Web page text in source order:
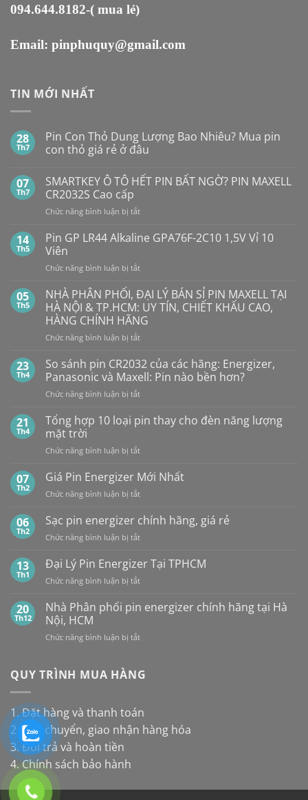
094.644.8182-( mua lẻ)
Email: pinphuquy@gmail.com
TIN MỚI NHẤT
28
Th7
Pin Con Thỏ Dung Lượng Bao Nhiêu? Mua pin
con thỏ giá rẻ ở đâu
bình
luận
ở
Pin
Con
Dung
Lượng
Bao
Nhiêu?
Mua
con
thỏ
giá
rẻ
ở
đâu
07
Th7
SMARTKEY Ô TÔ HẾT PIN BẤT NGỜ? PIN MAXELL
CR2032S Cao cấp
Chức năng bình luận bị tắtở
Ô
PIN
NGỜ?
PIN
MAXELL
CR2032S Cao
cấp
14
Th5
Pin GP LR44 Alkaline GPA76F-2C10 1,5V Vỉ 10
Viên
Chức năng bình luận bị tắtở
GP
LR44
Alkaline
GPA76F-
2C10
Vỉ
10
Viên
05
Th5
NHÀ PHÂN PHỐI, ĐẠI LÝ BÁN SỈ PIN MAXELL TẠI
HÀ NỘI & TP.HCM: UY TÍN, CHIẾT KHẤU CAO,
HÀNG CHÍNH HÃNG
Chức năng bình luận bị tắtở
PHÂN
PHỐI,
ĐẠI
LÝ
SỈ
TẠI
NỘI
TÍN,
CHIẾT
CAO,
HÀNG
CHÍNH
23
Th4
So sánh pin CR2032 của các hãng: Energizer,
Panasonic và Maxell: Pin nào bền hơn?
Chức năng bình luận bị tắtở
sánh
của
hãng:
Panasonic
Maxell:
Pin
bền
hơn?
21
Th4
Tổng hợp 10 loại pin thay cho đèn năng lượng
mặt trời
Chức năng bình luận bị tắtở
hợp
loại
thay
đèn
lượng
mặt
07
Th2
Giá Pin Energizer Mới Nhất
Chức năng bình luận bị tắtở
Pin
Mới
06
Th2
Sạc pin energizer chính hãng, giá rẻ
Chức năng bình luận bị tắtở
pin
energizer
chính
giá
13
Th1
Đại Lý Pin Energizer Tại TPHCM
Chức năng bình luận bị tắtở
Lý
Tại
20
Th12
Nhà Phân phối pin energizer chính hãng tại Hà
Nội, HCM
Chức năng bình luận bị tắtở
phối
hãng
tại
QUY TRÌNH MUA HÀNG
1. Đặt hàng và thanh toán
2. Vận chuyển, giao nhận hàng hóa
3. Đổi trả và hoàn tiền
4. Chính sách bảo hành